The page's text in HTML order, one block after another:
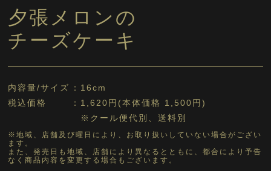
夕張メロンの
チーズケーキ
内容量/サイズ
16cm
税込価格
1,620円(本体価格 1,500円)
※クール便代別、送料別
※地域、店舗及び曜日により、お取り扱いしていない場合がござい
ます。
また、発売日も地域、店舗により異なるとともに、都合により予告
なく商品内容を変更する場合もございます。